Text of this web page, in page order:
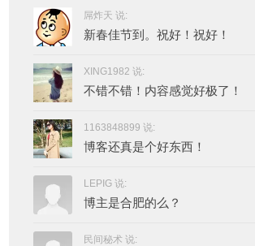
屌炸天 说:
新春佳节到。祝好！祝好！
XING1982 说:
不错不错！内容感觉好极了！
1163848899 说:
博客还真是个好东西！
LEPIG 说:
博主是合肥的么？
民间秘术 说: